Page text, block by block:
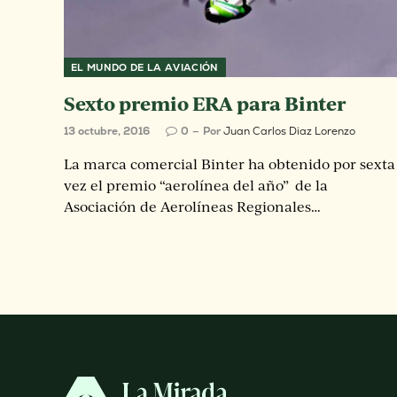
EL MUNDO DE LA AVIACIÓN
Sexto premio ERA para Binter
13 octubre, 2016 0 PorJuan Carlos Diaz Lorenzo
La marca comercial Binter ha obtenido por sexta
vez el premio “aerolínea del año” de la
Asociación de Aerolíneas Regionales…